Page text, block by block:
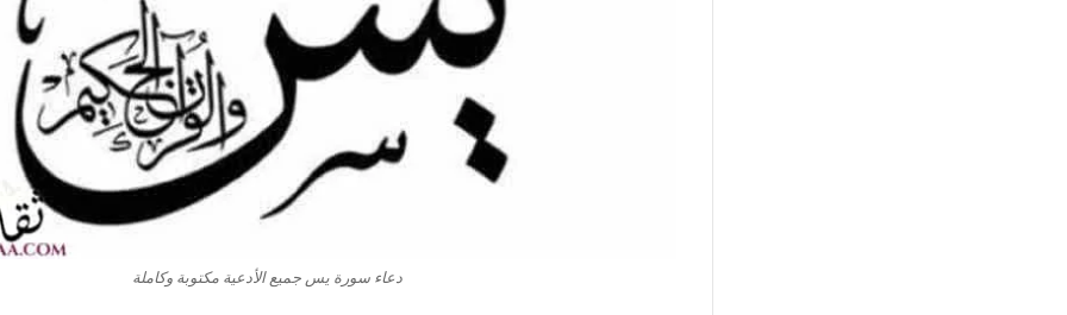
دعاء سورة يس جميع الأدعية مكتوبة وكاملة